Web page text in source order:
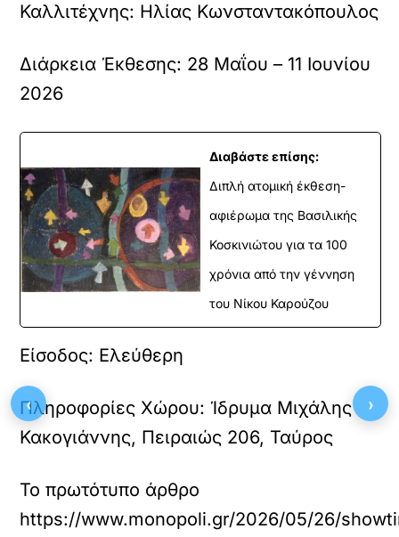
Καλλιτέχνης: Ηλίας Κωνσταντακόπουλος
Διάρκεια Έκθεσης: 28 Μαΐου – 11 Ιουνίου
2026
Διαβάστε επίσης:
Διπλή ατομική έκθεση-
αφιέρωμα της Βασιλικής
Κοσκινιώτου για τα 100
χρόνια από την γέννηση
του Νίκου Καρούζου
Είσοδος: Ελεύθερη
Πληροφορίες Χώρου: Ίδρυμα Μιχάλης
Κακογιάννης, Πειραιώς 206, Ταύρος
Το πρωτότυπο άρθρο
https://www.monopoli.gr/2026/05/26/
‹ ›